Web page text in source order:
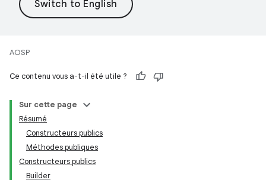
AOSP
Ce contenu vous a-t-il été utile ?
Sur cette page
Résumé
Constructeurs publics
Méthodes publiques
Constructeurs publics
Builder